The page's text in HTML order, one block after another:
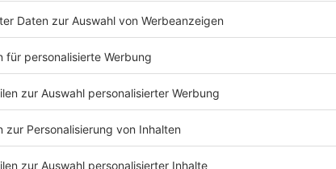
Aufgrund von Corona-Einschränkungen sind
(z.B. Sauna, Schwimmbad) nutzbar. Bestimmte
ebenfalls betroffen sein. Kommt der Reiseveranstalter
schon bei der Buchung darüber, dass zum Beispiel ein
stattfinden kann, muss der Kunde das akzeptieren, wenn
des Hotels können Einschränkungen herrschen, zum
geschlossen sein.